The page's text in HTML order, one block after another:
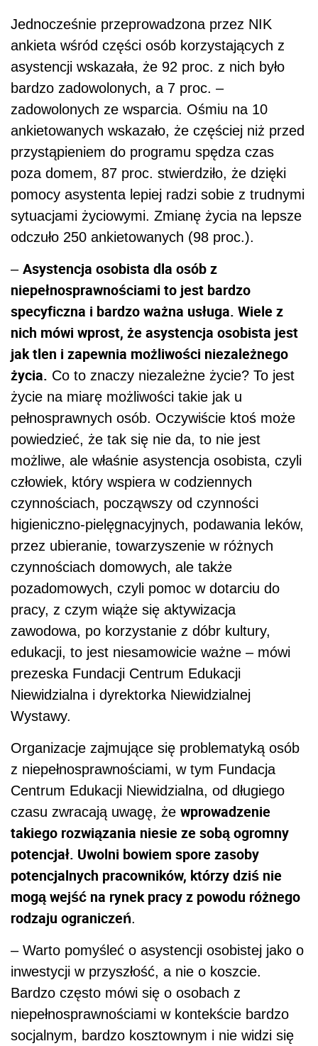
Jednocześnie przeprowadzona przez NIK
ankieta wśród części osób korzystających z
asystencji wskazała, że 92 proc. z nich było
bardzo zadowolonych, a 7 proc. –
zadowolonych ze wsparcia. Ośmiu na 10
ankietowanych wskazało, że częściej niż przed
przystąpieniem do programu spędza czas
poza domem, 87 proc. stwierdziło, że dzięki
pomocy asystenta lepiej radzi sobie z trudnymi
sytuacjami życiowymi. Zmianę życia na lepsze
odczuło 250 ankietowanych (98 proc.).
– Asystencja osobista dla osób z
niepełnosprawnościami to jest bardzo
specyficzna i bardzo ważna usługa. Wiele z
nich mówi wprost, że asystencja osobista jest
jak tlen i zapewnia możliwości niezależnego
życia. Co to znaczy niezależne życie? To jest
życie na miarę możliwości takie jak u
pełnosprawnych osób. Oczywiście ktoś może
powiedzieć, że tak się nie da, to nie jest
możliwe, ale właśnie asystencja osobista, czyli
człowiek, który wspiera w codziennych
czynnościach, począwszy od czynności
higieniczno-pielęgnacyjnych, podawania leków,
przez ubieranie, towarzyszenie w różnych
czynnościach domowych, ale także
pozadomowych, czyli pomoc w dotarciu do
pracy, z czym wiąże się aktywizacja
zawodowa, po korzystanie z dóbr kultury,
edukacji, to jest niesamowicie ważne – mówi
prezeska Fundacji Centrum Edukacji
Niewidzialna i dyrektorka Niewidzialnej
Wystawy.
Organizacje zajmujące się problematyką osób
z niepełnosprawnościami, w tym Fundacja
Centrum Edukacji Niewidzialna, od długiego
czasu zwracają uwagę, że wprowadzenie
takiego rozwiązania niesie ze sobą ogromny
potencjał. Uwolni bowiem spore zasoby
potencjalnych pracowników, którzy dziś nie
mogą wejść na rynek pracy z powodu różnego
rodzaju ograniczeń.
– Warto pomyśleć o asystencji osobistej jako o
inwestycji w przyszłość, a nie o koszcie.
Bardzo często mówi się o osobach z
niepełnosprawnościami w kontekście bardzo
socjalnym, bardzo kosztownym i nie widzi się